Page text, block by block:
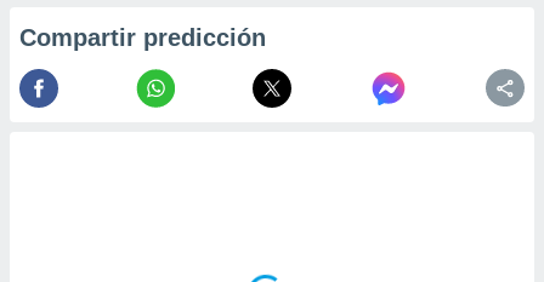
Compartir predicción